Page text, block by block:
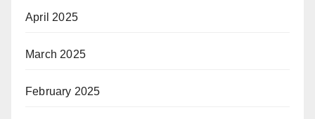
April 2025
March 2025
February 2025